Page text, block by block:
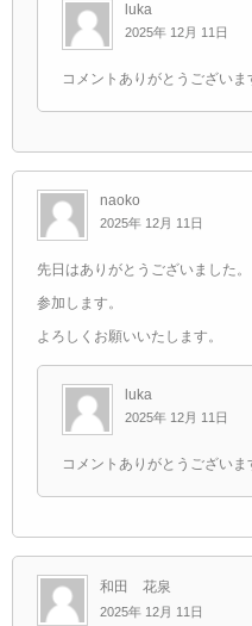
luka
2025年 12月 11日
コメントありがとうござい
naoko
2025年 12月 11日
先日はありがとうございました。
参加します。
よろしくお願いいたします。
luka
2025年 12月 11日
コメントありがとうござい
和田 花泉
2025年 12月 11日